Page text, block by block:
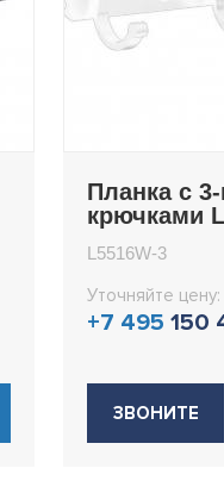
Планка с
крючками
L5516W-3
Уточняйте цену:
+7 495 150
ЗВОНИТЕ